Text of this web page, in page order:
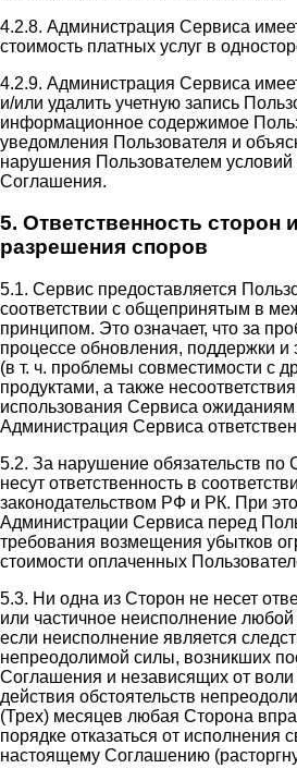
4.2.8. Администрация Сервиса
стоимость платных услуг в
4.2.9. Администрация Сервиса
и/или удалить учетную запись
информационное содержимое
уведомления Пользователя и
нарушения Пользователем условий
Соглашения.
5. Ответственность сторон
разрешения споров
5.1. Сервис предоставляется
соответствии с общепринятым в
принципом. Это означает, что за
процессе обновления, поддержки и
(в т. ч. проблемы совместимости с
продуктами, а также
использования Сервиса ожиданиям
Администрация Сервиса
5.2. За нарушение обязательств
несут ответственность в
законодательством РФ и РК. При
Администрации Сервиса перед
требования возмещения убытков
стоимости оплаченных
5.3. Ни одна из Сторон не несет
или частичное неисполнение любой
если неисполнение является
непреодолимой силы, возникших
Соглашения и независящих от
действия обстоятельств
(Трех) месяцев любая Сторона
порядке отказаться от исполнения
настоящему Соглашению